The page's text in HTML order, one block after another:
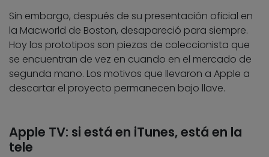
Sin embargo, después de su presentación oficial en
la Macworld de Boston, desapareció para siempre.
Hoy los prototipos son piezas de coleccionista que
se encuentran de vez en cuando en el mercado de
segunda mano. Los motivos que llevaron a Apple a
descartar el proyecto permanecen bajo llave.
Apple TV: si está en iTunes, está en la
tele